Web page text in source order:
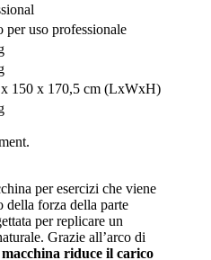
per uso professionale
150 x 170,5 cm (LxWxH)
per esercizi che viene
della forza della parte
per replicare un
Grazie all’arco di
macchina riduce il carico